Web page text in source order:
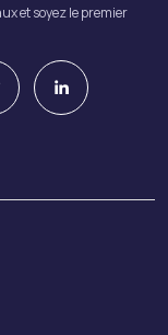
et soyez le premier